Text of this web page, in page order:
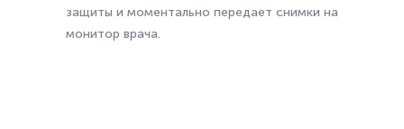
защиты и моментально передает снимки на
монитор врача.